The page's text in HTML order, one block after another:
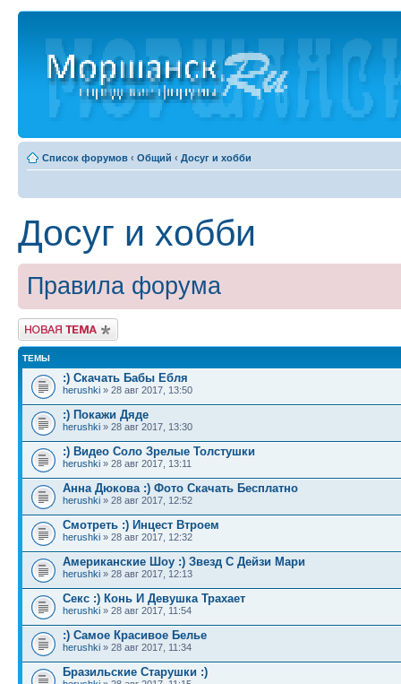
Список форумов ‹ Общий ‹ Досуг и хобби
Досуг и хобби
Правила форума
Новая тема
ТЕМЫ
:) Скачать Бабы Ебля
herushki » 28 авг 2017, 13:50
:) Покажи Дяде
herushki » 28 авг 2017, 13:30
:) Видео Соло Зрелые Толстушки
herushki » 28 авг 2017, 13:11
Анна Дюкова :) Фото Скачать Бесплатно
herushki » 28 авг 2017, 12:52
Смотреть :) Инцест Втроем
herushki » 28 авг 2017, 12:32
Американские Шоу :) Звезд С Дейзи Мари
herushki » 28 авг 2017, 12:13
Секс :) Конь И Девушка Трахает
herushki » 28 авг 2017, 11:54
:) Самое Красивое Белье
herushki » 28 авг 2017, 11:34
Бразильские Старушки :)